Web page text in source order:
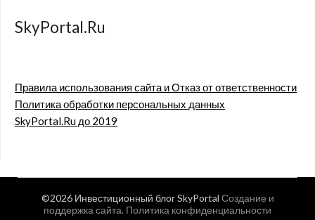
SkyPortal.Ru
Правила использования сайта и Отказ от ответственности
Политика обработки персональных данных
SkyPortal.Ru до 2019
©2026 Инвестиционный блог SkyPortal Создание и
поддержка сайта. Политика конфиденциальности